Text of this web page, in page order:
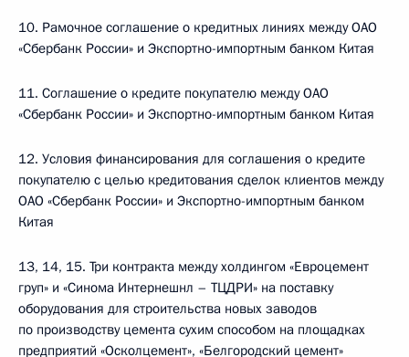
10. Рамочное соглашение о кредитных линиях между ОАО
«Сбербанк России» и Экспортно-импортным банком Китая
11. Соглашение о кредите покупателю между ОАО
«Сбербанк России» и Экспортно-импортным банком Китая
12. Условия финансирования для соглашения о кредите
покупателю с целью кредитования сделок клиентов между
ОАО «Сбербанк России» и Экспортно-импортным банком
Китая
13, 14, 15. Три контракта между холдингом «Евроцемент
груп» и «Синома Интернешнл – ТЦДРИ» на поставку
оборудования для строительства новых заводов
по производству цемента сухим способом на площадках
предприятий «Осколцемент», «Белгородский цемент»